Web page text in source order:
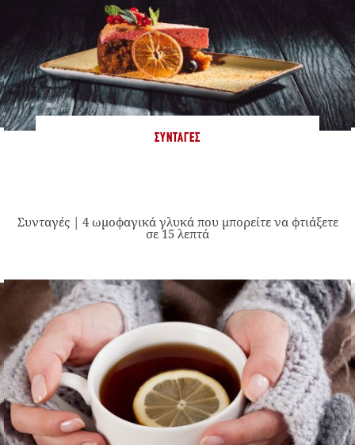
ΣΥΝΤΑΓΈΣ
Συνταγές | 4 ωμοφαγικά γλυκά που μπορείτε να φτιάξετε
σε 15 λεπτά